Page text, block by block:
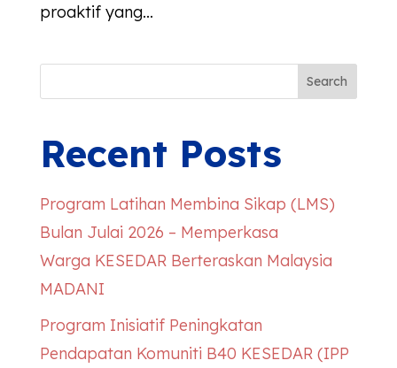
proaktif yang...
Search
Recent Posts
Program Latihan Membina Sikap (LMS)
Bulan Julai 2026 – Memperkasa
Warga KESEDARBerteraskan Malaysia
MADANI
Program Inisiatif Peningkatan
Pendapatan Komuniti B40 KESEDAR(IPP